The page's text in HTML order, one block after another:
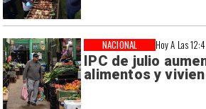
Hoy A Las
IPC de julio
alimentos y
NACIONAL